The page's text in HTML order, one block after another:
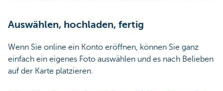
Auswählen, hochladen, fertig
Wenn Sie online ein Konto eröffnen, können Sie ganz
einfach ein eigenes Foto auswählen und es nach Belieben
auf der Karte platzieren.